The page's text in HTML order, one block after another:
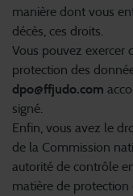
manière dont vous
décès, ces droits.
Vous pouvez exercer
protection des
dpo@ffjudo.com
signé.
Enfin, vous avez le
de la Commission
autorité de contrôle
matière de protection